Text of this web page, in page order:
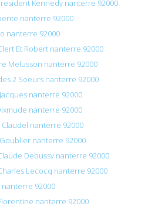
Kennedy nanterre 92000
nanterre 92000
nanterre 92000
Et Robert nanterre 92000
Melusson nanterre 92000
2 Soeurs nanterre 92000
nanterre 92000
nanterre 92000
nanterre 92000
nanterre 92000
Debussy nanterre 92000
Lecocq nanterre 92000
nanterre 92000
nanterre 92000